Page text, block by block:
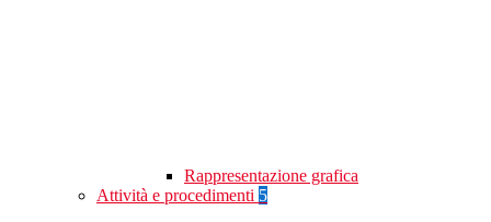
Rappresentazione grafica
Attività e procedimenti 5